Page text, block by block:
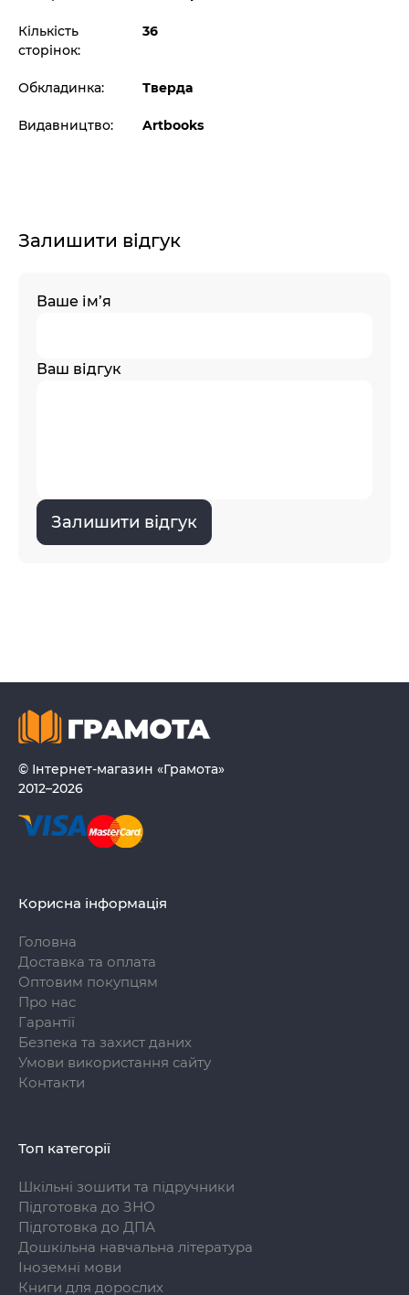
Кількість
сторінок:
36
Обкладинка: Тверда
Видавництво: Artbooks
Залишити відгук
Ваше ім’я
Ваш відгук
Залишити відгук
© Інтернет-магазин «Грамота»
2012–2026
Корисна інформація
Головна
Доставка та оплата
Оптовим покупцям
Про нас
Гарантії
Безпека та захист даних
Умови використання сайту
Контакти
Топ категорії
Шкільні зошити та підручники
Підготовка до ЗНО
Підготовка до ДПА
Дошкільна навчальна література
Іноземні мови
Книги для дорослих